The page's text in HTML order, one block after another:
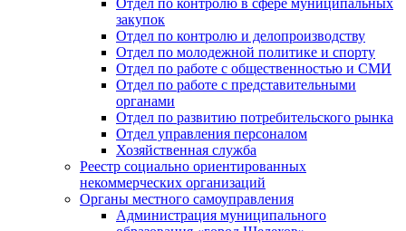
закупок
Отдел по контролю и делопроизводству
Отдел по молодежной политике и спорту
Отдел по работе с общественностью и СМИ
Отдел по работе с представительными
органами
Отдел по развитию потребительского рынка
Отдел управления персоналом
Хозяйственная служба
Реестр социально ориентированных
некоммерческих организаций
Органы местного самоуправления
Администрация муниципального